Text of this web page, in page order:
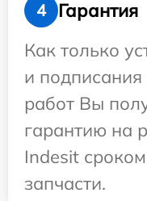
4
Гарантия
Как только
и
работ Вы
гарантию на
Indesit
запчасти.